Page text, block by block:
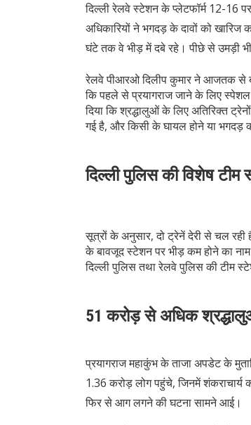
दिल्ली रेलवे स्टेशन के प्लेटफॉर्म 12-16
अधिकारियों ने भगदड़ के दावों को
घंटे तक वे भीड़ में दबे रहे। पीछे से उमड़ी
रेलवे पीआरओ दिलीप कुमार ने आजतक से
कि पहले से प्रयागराज जाने के लिए
दिया कि श्रद्धालुओं के लिए अतिरिक्त
गई है, और किसी के घायल होने या भगदड़
दिल्ली पुलिस की विशेष टीम
सूत्रों के अनुसार, दो ट्रेनें देरी से चल रही
के बावजूद स्टेशन पर भीड़ कम होने का नाम
दिल्ली पुलिस तथा रेलवे पुलिस की टीम
51 करोड़ से अधिक
प्रयागराज महाकुंभ के ताजा अपडेट के
1.36 करोड़ लोग पहुंचे, जिनमें
फिर से आग लगने की घटना सामने आई।